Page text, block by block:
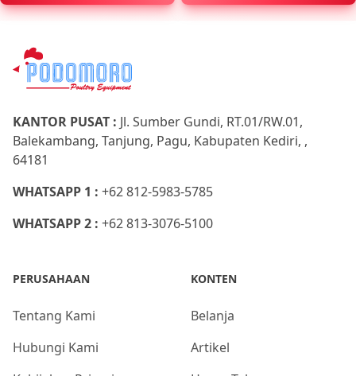
KANTOR PUSAT : Jl. Sumber Gundi, RT.01/RW.01,
Balekambang, Tanjung, Pagu, Kabupaten Kediri, ,
64181
WHATSAPP 1 : +62 812-5983-5785
WHATSAPP 2 : +62 813-3076-5100
PERUSAHAAN
Tentang Kami
Hubungi Kami
KONTEN
Belanja
Artikel